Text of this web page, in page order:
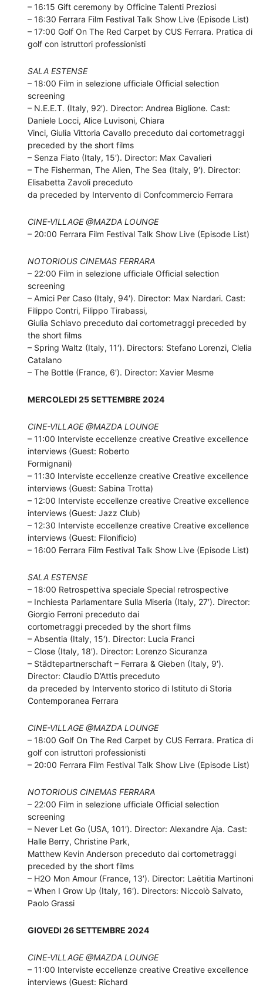
– 16:15 Gift ceremony by Officine Talenti Preziosi
– 16:30 Ferrara Film Festival Talk Show Live (Episode List)
– 17:00 Golf On The Red Carpet by CUS Ferrara. Pratica di
golf con istruttori professionisti
SALA ESTENSE
– 18:00 Film in selezione ufficiale Official selection
screening
– N.E.E.T. (Italy, 92′). Director: Andrea Biglione. Cast:
Daniele Locci, Alice Luvisoni, Chiara
Vinci, Giulia Vittoria Cavallo preceduto dai cortometraggi
preceded by the short films
– Senza Fiato (Italy, 15′). Director: Max Cavalieri
– The Fisherman, The Alien, The Sea (Italy, 9′). Director:
Elisabetta Zavoli preceduto
da preceded by Intervento di Confcommercio Ferrara
CINE-VILLAGE @MAZDA LOUNGE
– 20:00 Ferrara Film Festival Talk Show Live (Episode List)
NOTORIOUS CINEMAS FERRARA
– 22:00 Film in selezione ufficiale Official selection
screening
– Amici Per Caso (Italy, 94′). Director: Max Nardari. Cast:
Filippo Contri, Filippo Tirabassi,
Giulia Schiavo preceduto dai cortometraggi preceded by
the short films
– Spring Waltz (Italy, 11′). Directors: Stefano Lorenzi, Clelia
Catalano
– The Bottle (France, 6′). Director: Xavier Mesme
MERCOLEDI 25 SETTEMBRE 2024
CINE-VILLAGE @MAZDA LOUNGE
– 11:00 Interviste eccellenze creative Creative excellence
interviews (Guest: Roberto
Formignani)
– 11:30 Interviste eccellenze creative Creative excellence
interviews (Guest: Sabina Trotta)
– 12:00 Interviste eccellenze creative Creative excellence
interviews (Guest: Jazz Club)
– 12:30 Interviste eccellenze creative Creative excellence
interviews (Guest: Filonificio)
– 16:00 Ferrara Film Festival Talk Show Live (Episode List)
SALA ESTENSE
– 18:00 Retrospettiva speciale Special retrospective
– Inchiesta Parlamentare Sulla Miseria (Italy, 27′). Director:
Giorgio Ferroni preceduto dai
cortometraggi preceded by the short films
– Absentia (Italy, 15′). Director: Lucia Franci
– Close (Italy, 18′). Director: Lorenzo Sicuranza
– Städtepartnerschaft – Ferrara & Gieben (Italy, 9′).
Director: Claudio D’Attis preceduto
da preceded by Intervento storico di Istituto di Storia
Contemporanea Ferrara
CINE-VILLAGE @MAZDA LOUNGE
– 18:00 Golf On The Red Carpet by CUS Ferrara. Pratica di
golf con istruttori professionisti
– 20:00 Ferrara Film Festival Talk Show Live (Episode List)
NOTORIOUS CINEMAS FERRARA
– 22:00 Film in selezione ufficiale Official selection
screening
– Never Let Go (USA, 101′). Director: Alexandre Aja. Cast:
Halle Berry, Christine Park,
Matthew Kevin Anderson preceduto dai cortometraggi
preceded by the short films
– H2O Mon Amour (France, 13′). Director: Laëtitia Martinoni
– When I Grow Up (Italy, 16′). Directors: Niccolò Salvato,
Paolo Grassi
GIOVEDI 26 SETTEMBRE 2024
CINE-VILLAGE @MAZDA LOUNGE
– 11:00 Interviste eccellenze creative Creative excellence
interviews (Guest: Richard